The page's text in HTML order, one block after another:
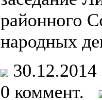
районного
народных
0 коммент.